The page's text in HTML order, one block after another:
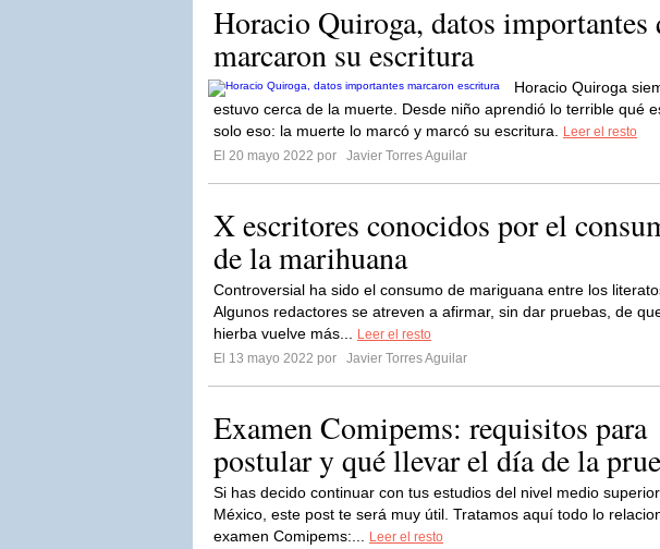
Horacio Quiroga, datos importantes
marcaron su escritura
Horacio Quiroga
estuvo cerca de la muerte. Desde niño aprendió lo terrible qué
solo eso: la muerte lo marcó y marcó su escritura.
Leer el resto
El 20 mayo 2022 por
Javier Torres Aguilar
X escritores conocidos por el
de la marihuana
Controversial ha sido el consumo de mariguana entre los
Algunos redactores se atreven a afirmar, sin dar pruebas, de
hierba vuelve más...
Leer el resto
El 13 mayo 2022 por
Javier Torres Aguilar
Examen Comipems: requisitos para
postular y qué llevar el día de la
Si has decido continuar con tus estudios del nivel medio
México, este post te será muy útil. Tratamos aquí todo lo
examen Comipems:...
Leer el resto